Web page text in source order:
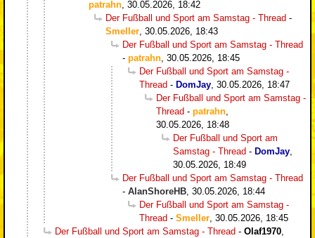
patrahn 30.05.2026, 18:42
Der Fußball und Sport am Samstag - Thread -
Smeller 30.05.2026, 18:43
Der Fußball und Sport am Samstag - Thread
- patrahn 30.05.2026, 18:45
Der Fußball und Sport am Samstag -
Thread - DomJay 30.05.2026, 18:47
Der Fußball und Sport am Samstag -
Thread - patrahn
30.05.2026, 18:48
Der Fußball und Sport am
Samstag - Thread - DomJay
30.05.2026, 18:49
Der Fußball und Sport am Samstag - Thread
- AlanShoreHB 30.05.2026, 18:44
Der Fußball und Sport am Samstag -
Thread - Smeller 30.05.2026, 18:45
Der Fußball und Sport am Samstag - Thread - Olaf1970